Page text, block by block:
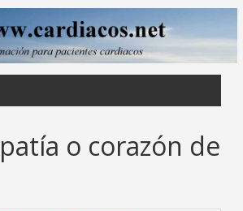
o corazón de